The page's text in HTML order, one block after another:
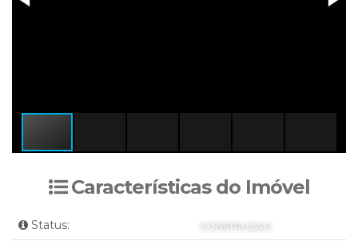
Características do Imóvel
Status: CONSTRUÇAO